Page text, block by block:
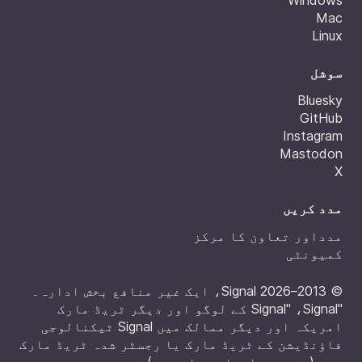
Mac
Linux
سوشل
Bluesky
GitHub
Instagram
Mastodon
X
مدد کریں
مدداور تعاون کا مرکز
کمیونٹی
© 2013–2026 Signal، ایک غیر منافع بخش ادارہ۔
"Signal" ،Signal کے لوگو اور دیگر ٹریڈ مارک
امریکہ اور دیگر ممالک میں Signal ٹیکنالوجی
فاؤنڈیشن کے ٹریڈ مارک یا رجسٹر شدہ ٹریڈ مارک